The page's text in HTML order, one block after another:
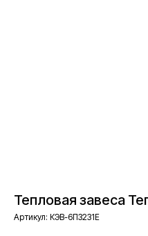
Тепловая завеса
Артикул: КЭВ-6П3231Е